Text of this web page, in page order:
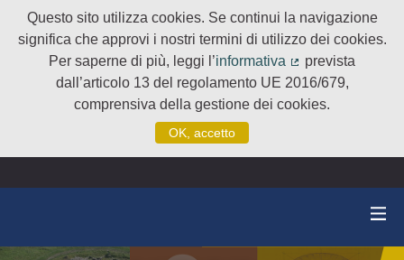
Questo sito utilizza cookies. Se continui la navigazione
significa che approvi i nostri termini di utilizzo dei cookies.
Per saperne di più, leggi l’informativa
(Collegamento
prevista
dall’articolo 13 del regolamento UE 2016/679,
comprensiva della gestione dei cookies.
OK, accetto